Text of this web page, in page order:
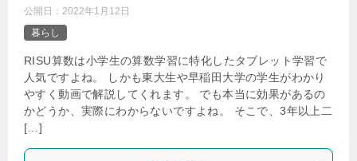
公開日： 2022年1月12日
暮らし
RISU算数は小学生の算数学習に特化したタブレット学習で
人気ですよね。 しかも東大生や早稲田大学の学生がわかり
やすく動画で解説してくれます。 でも本当に効果があるの
かどうか、実際にわからないですよね。 そこで、3年以上二
[…]